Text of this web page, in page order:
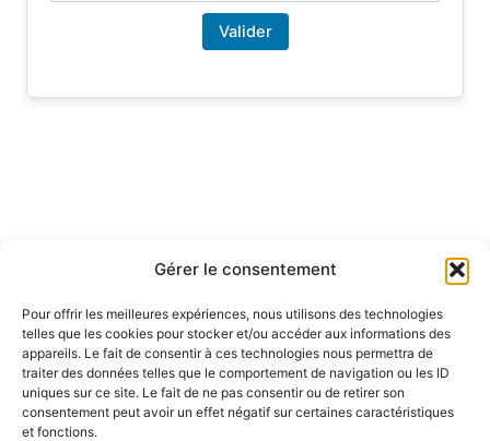
Gérer le consentement
Pour offrir les meilleures expériences, nous utilisons des technologies
telles que les cookies pour stocker et/ou accéder aux informations des
appareils. Le fait de consentir à ces technologies nous permettra de
traiter des données telles que le comportement de navigation ou les ID
uniques sur ce site. Le fait de ne pas consentir ou de retirer son
consentement peut avoir un effet négatif sur certaines caractéristiques
et fonctions.